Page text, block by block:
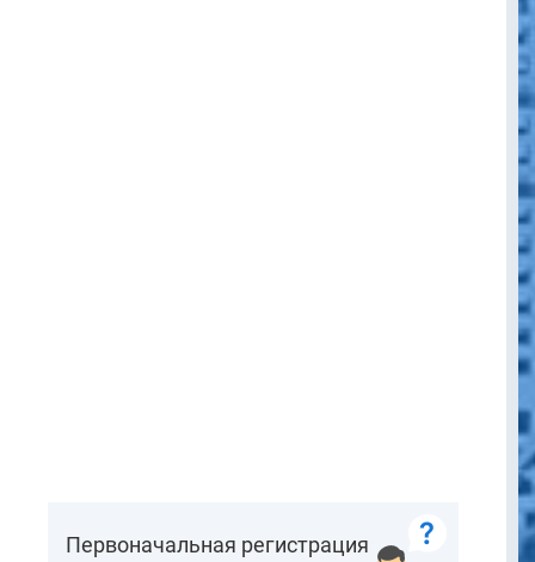
Первоначальная регистрация